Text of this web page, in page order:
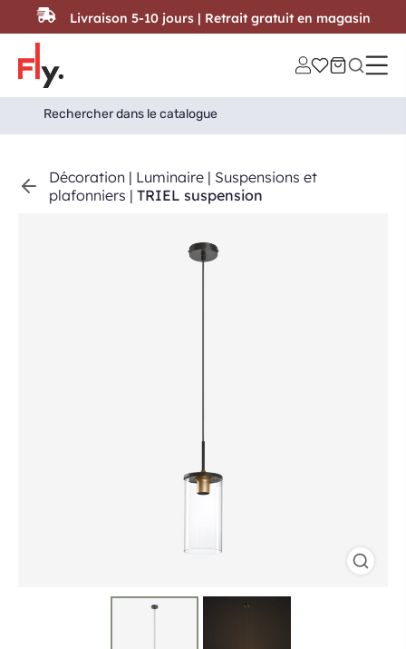
Passer au contenu
Search
for:
Search Button
Décoration | Luminaire | Suspensions et
plafonniers | TRIEL suspension
Livraison 5-10 jours | Retrait gratuit en magasin